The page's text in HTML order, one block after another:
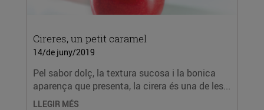
Cireres, un petit caramel
14/de juny/2019
Pel sabor dolç, la textura sucosa i la bonica
aparença que presenta, la cirera és una de les...
LLEGIR MÉS